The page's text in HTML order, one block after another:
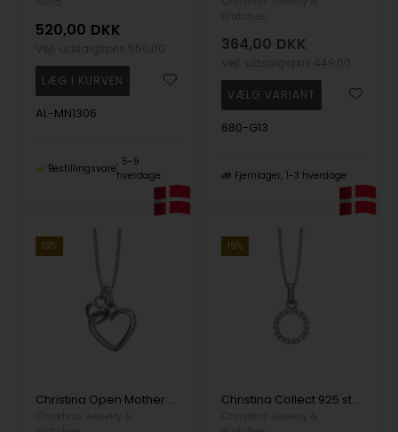
520,00 DKK
AL-MN1306
Bestillingsvare
5-9
hverdage
364,00 DKK
680-G13
Fjernlager 1-3 hverdage
19%
Christina Open Mother Hearts m. topaz, uden kæde
19%
Christina Collect 925 sterling sølv Topaz Circle Smukt cirkel vedhæng besat af 20 hvide topaz, model 680-S06